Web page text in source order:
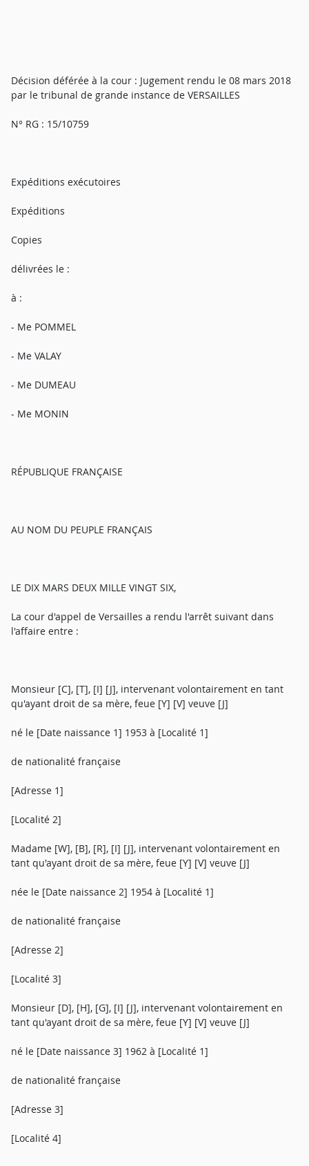
Décision déférée à la cour : Jugement rendu le 08 mars 2018
par le tribunal de grande instance de VERSAILLES
N° RG : 15/10759
Expéditions exécutoires
Expéditions
Copies
délivrées le :
à :
- Me POMMEL
- Me VALAY
- Me DUMEAU
- Me MONIN
RÉPUBLIQUE FRANÇAISE
AU NOM DU PEUPLE FRANÇAIS
LE DIX MARS DEUX MILLE VINGT SIX,
La cour d'appel de Versailles a rendu l'arrêt suivant dans
l'affaire entre :
Monsieur [C], [T], [I] [J], intervenant volontairement en tant
qu'ayant droit de sa mère, feue [Y] [V] veuve [J]
né le [Date naissance 1] 1953 à [Localité 1]
de nationalité française
[Adresse 1]
[Localité 2]
Madame [W], [B], [R], [I] [J], intervenant volontairement en
tant qu'ayant droit de sa mère, feue [Y] [V] veuve [J]
née le [Date naissance 2] 1954 à [Localité 1]
de nationalité française
[Adresse 2]
[Localité 3]
Monsieur [D], [H], [G], [I] [J], intervenant volontairement en
tant qu'ayant droit de sa mère, feue [Y] [V] veuve [J]
né le [Date naissance 3] 1962 à [Localité 1]
de nationalité française
[Adresse 3]
[Localité 4]